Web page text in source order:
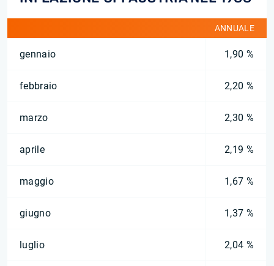
ANNUALE
gennaio 1,90 %
febbraio 2,20 %
marzo 2,30 %
aprile 2,19 %
maggio 1,67 %
giugno 1,37 %
luglio 2,04 %